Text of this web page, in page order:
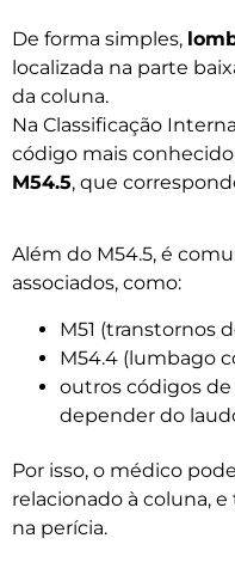
De forma simples,
localizada na parte
da coluna.
Na Classificação
código mais
M54.5, que
Além do M54.5, é
associados, como:
M51 (transtornos
M54.4 (lumbago
outros códigos de
depender do
Por isso, o médico
relacionado à coluna,
na perícia.